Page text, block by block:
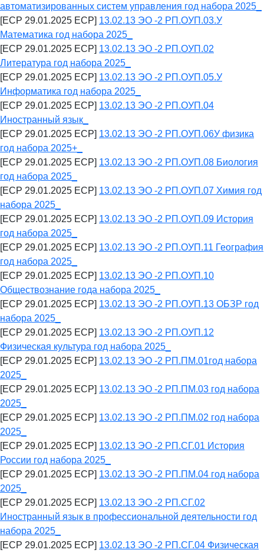
автоматизированных систем управления год набора 2025_
[ECP 29.01.2025 ECP] 13.02.13 ЭО -2 РП.ОУП.03.У
Математика год набора 2025_
[ECP 29.01.2025 ECP] 13.02.13 ЭО -2 РП.ОУП.02
Литература год набора 2025_
[ECP 29.01.2025 ECP] 13.02.13 ЭО -2 РП.ОУП.05.У
Информатика год набора 2025_
[ECP 29.01.2025 ECP] 13.02.13 ЭО -2 РП.ОУП.04
Иностранный язык_
[ECP 29.01.2025 ECP] 13.02.13 ЭО -2 РП.ОУП.06У физика
год набора 2025+_
[ECP 29.01.2025 ECP] 13.02.13 ЭО -2 РП.ОУП.08 Биология
год набора 2025_
[ECP 29.01.2025 ECP] 13.02.13 ЭО -2 РП.ОУП.07 Химия год
набора 2025_
[ECP 29.01.2025 ECP] 13.02.13 ЭО -2 РП.ОУП.09 История
год набора 2025_
[ECP 29.01.2025 ECP] 13.02.13 ЭО -2 РП.ОУП.11 География
год набора 2025_
[ECP 29.01.2025 ECP] 13.02.13 ЭО -2 РП.ОУП.10
Обществознание года набора 2025_
[ECP 29.01.2025 ECP] 13.02.13 ЭО -2 РП.ОУП.13 ОБЗР год
набора 2025_
[ECP 29.01.2025 ECP] 13.02.13 ЭО -2 РП.ОУП.12
Физическая культура год набора 2025_
[ECP 29.01.2025 ECP] 13.02.13 ЭО -2 РП.ПМ.01год набора
2025_
[ECP 29.01.2025 ECP] 13.02.13 ЭО -2 РП.ПМ.03 год набора
2025_
[ECP 29.01.2025 ECP] 13.02.13 ЭО -2 РП.ПМ.02 год набора
2025_
[ECP 29.01.2025 ECP] 13.02.13 ЭО -2 РП.СГ.01 История
России год набора 2025_
[ECP 29.01.2025 ECP] 13.02.13 ЭО -2 РП.ПМ.04 год набора
2025_
[ECP 29.01.2025 ECP] 13.02.13 ЭО -2 РП.СГ.02
Иностранный язык в профессиональной деятельности год
набора 2025_
[ECP 29.01.2025 ECP] 13.02.13 ЭО -2 РП.СГ.04 Физическая